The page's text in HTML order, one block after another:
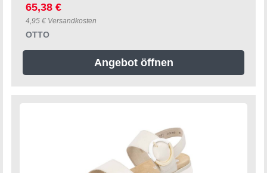
65,38 €
4,95 € Versandkosten
OTTO
Angebot öffnen